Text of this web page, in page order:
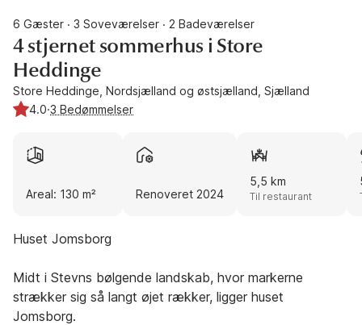
6 Gæster · 3 Soveværelser · 2 Badeværelser
4 stjernet sommerhus i Store
Heddinge
Store Heddinge, Nordsjælland og østsjælland, Sjælland
4.0·3 Bedømmelser
Areal: 130 m² Renoveret 2024
5,5 km
Til restaurant
Huset Jomsborg
Midt i Stevns bølgende landskab, hvor markerne
strækker sig så langt øjet rækker, ligger huset
Jomsborg.